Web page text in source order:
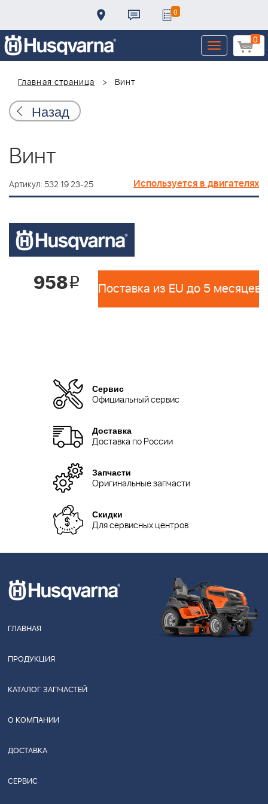
0
0
Toggle
navigation
Главная страница
Винт
Назад
Винт
Артикул: 532 19 23-25 Используется в двигателях
958i Поставка из EU до 5 месяцев
Сервис
Официальный сервис
Доставка
Доставка по России
Запчасти
Оригинальные запчасти
Скидки
Для сервисных центров
ГЛАВНАЯ
ПРОДУКЦИЯ
КАТАЛОГ ЗАПЧАСТЕЙ
О КОМПАНИИ
ДОСТАВКА
СЕРВИС